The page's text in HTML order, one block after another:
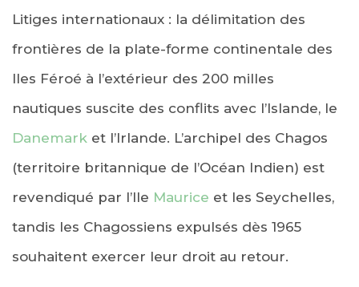
Litiges internationaux : la délimitation des
frontières de la plate-forme continentale des
Iles Féroé à l’extérieur des 200 milles
nautiques suscite des conflits avec l’Islande, le
Danemark et l’Irlande. L’archipel des Chagos
(territoire britannique de l’Océan Indien) est
revendiqué par l’Ile Maurice et les Seychelles,
tandis les Chagossiens expulsés dès 1965
souhaitent exercer leur droit au retour.